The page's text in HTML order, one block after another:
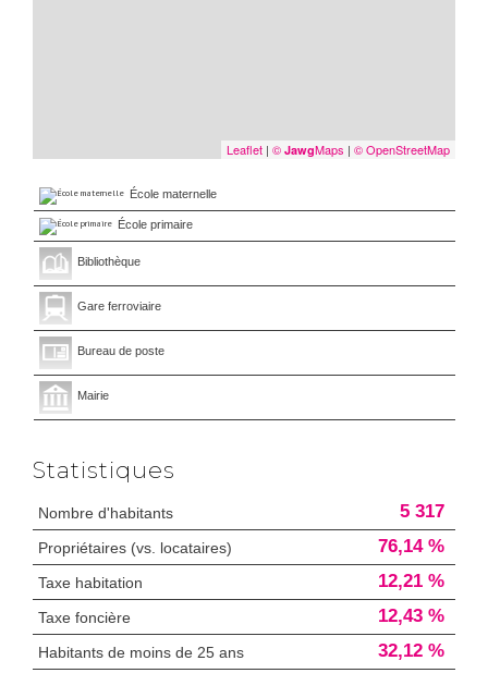
Leaflet | © JawgMaps | © OpenStreetMap
École maternelle
École primaire
Bibliothèque
Gare ferroviaire
Bureau de poste
Mairie
Statistiques
Nombre d'habitants 5 317
Propriétaires (vs. locataires) 76,14 %
Taxe habitation 12,21 %
Taxe foncière 12,43 %
Habitants de moins de 25 ans 32,12 %